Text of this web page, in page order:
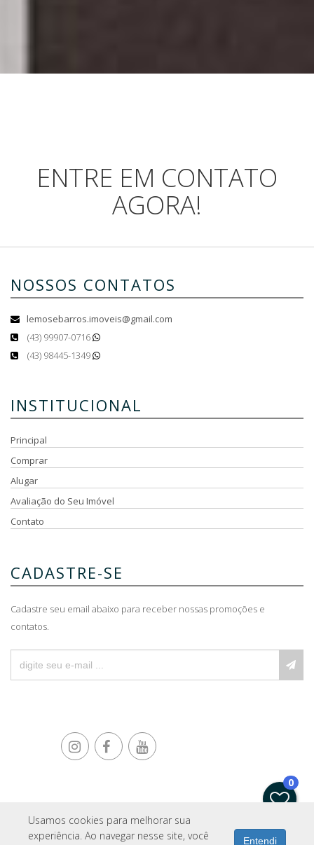
ENTRE EM CONTATO
AGORA!
NOSSOS CONTATOS
lemosebarros.imoveis@gmail.com
(43) 99907-0716
(43) 98445-1349
INSTITUCIONAL
Principal
Comprar
Alugar
Avaliação do Seu Imóvel
Contato
CADASTRE-SE
Cadastre seu email abaixo para receber nossas promoções e
contatos.
IMOPRO
0
Usamos cookies para melhorar sua
experiência. Ao navegar nesse site, você
Entendi